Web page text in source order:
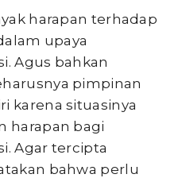
harapan terhadap
upaya
Agus bahkan
pimpinan
karena situasinya
harapan bagi
Agar tercipta
bahwa perlu